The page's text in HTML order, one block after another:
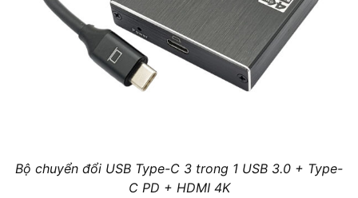
Bộ chuyển đổi USB Type-C 3 trong 1 USB 3.0 + Type-
C PD + HDMI 4K